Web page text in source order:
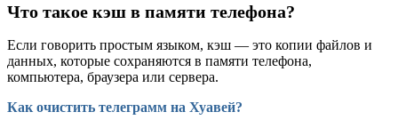
Что такое кэш в памяти телефона?
Если говорить простым языком, кэш — это копии файлов и
данных, которые сохраняются в памяти телефона,
компьютера, браузера или сервера.
Как очистить телеграмм на Хуавей?